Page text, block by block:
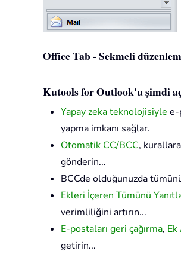
Office Tab - Sekmeli
Kutools for Outlook'u şimdi
Yapay zeka teknolojisiyle e-
yapma imkanı sağlar.
Otomatik CC/BCC,
gönderin...
BCCde olduğunuzda
Ekleri İçeren Tümünü
verimliliğini artırın...
E-postaları geri çağırma, Ek
getirin...